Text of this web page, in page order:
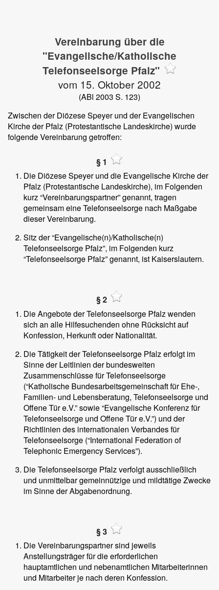
Vereinbarung über die
"Evangelische/Katholische
Telefonseelsorge Pfalz"
vom 15. Oktober 2002
(ABl 2003 S. 123)
Zwischen der Diözese Speyer und der Evangelischen
Kirche der Pfalz (Protestantische Landeskirche) wurde
folgende Vereinbarung getroffen:
§ 1
Die Diözese Speyer und die Evangelische Kirche der
Pfalz (Protestantische Landeskirche), im Folgenden
kurz “Vereinbarungspartner” genannt, tragen
gemeinsam eine Telefonseelsorge nach Maßgabe
dieser Vereinbarung.
Sitz der “Evangelische(n)/Katholische(n)
Telefonseelsorge Pfalz”, im Folgenden kurz
“Telefonseelsorge Pfalz” genannt, ist Kaiserslautern.
§ 2
Die Angebote der Telefonseelsorge Pfalz wenden
sich an alle Hilfesuchenden ohne Rücksicht auf
Konfession, Herkunft oder Nationalität.
Die Tätigkeit der Telefonseelsorge Pfalz erfolgt im
Sinne der Leitlinien der bundesweiten
Zusammenschlüsse für Telefonseelsorge
(“Katholische Bundesarbeitsgemeinschaft für Ehe-,
Familien- und Lebensberatung, Telefonseelsorge und
Offene Tür e.V.” sowie “Evangelische Konferenz für
Telefonseelsorge und Offene Tür e.V.”) und der
Richtlinien des internationalen Verbandes für
Telefonseelsorge (“International Federation of
Telephonic Emergency Services”).
Die Telefonseelsorge Pfalz verfolgt ausschließlich
und unmittelbar gemeinnützige und mildtätige Zwecke
im Sinne der Abgabenordnung.
§ 3
Die Vereinbarungspartner sind jeweils
Anstellungsträger für die erforderlichen
hauptamtlichen und nebenamtlichen Mitarbeiterinnen
und Mitarbeiter je nach deren Konfession.